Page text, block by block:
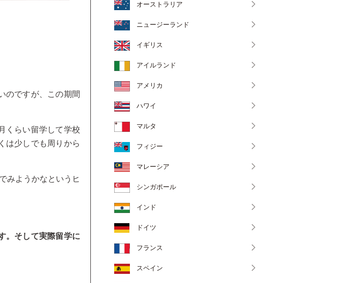
のですが、この期間
くらい留学して学校
は少しでも周りから
みようかなというヒ
。そして実際留学に
オーストラリア
ニュージーランド
イギリス
アイルランド
アメリカ
ハワイ
マルタ
フィジー
マレーシア
シンガポール
インド
ドイツ
フランス
スペイン